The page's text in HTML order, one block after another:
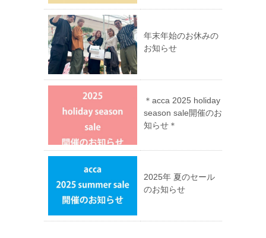
年末年始のお休みの
お知らせ
＊acca 2025 holiday
season sale開催のお
知らせ＊
2025年 夏のセール
のお知らせ